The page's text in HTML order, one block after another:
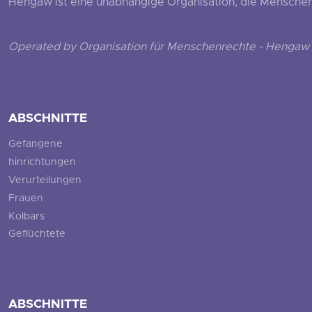
Hengaw ist eine unabhängige Organisation, die
Operated by Organisation für Menschenrechte - Hengaw
ABSCHNITTE
Gefangene
hinrichtungen
Verurteilungen
Frauen
Kolbars
Geflüchtete
ABSCHNITTE